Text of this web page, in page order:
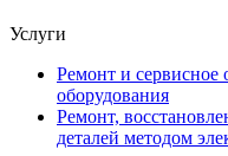
Услуги
Ремонт и сервисное
оборудования
Ремонт,
деталей методом